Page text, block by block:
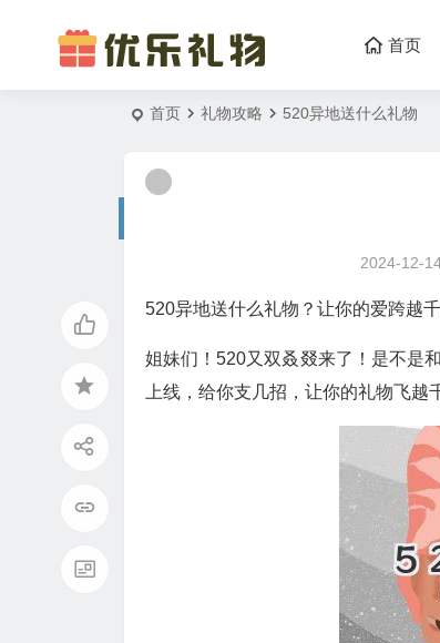
首页
首页 礼物攻略 520异地送什么礼物
2024-12-
520异地送什么礼物？让你的爱跨越
姐妹们！520又双叒叕来了！是不是
上线，给你支几招，让你的礼物飞